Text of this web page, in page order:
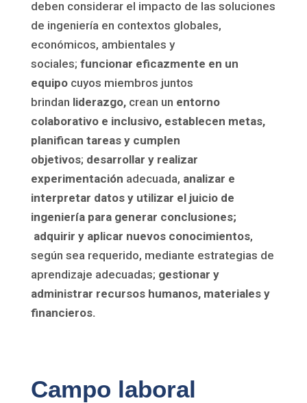
deben considerar el impacto de las soluciones
de ingeniería en contextos globales,
económicos, ambientales y
sociales; funcionar eficazmente en un
equipocuyos miembros juntos
brindan liderazgo, crean un entorno
colaborativo e inclusivo, establecen metas,
planifican tareas y cumplen
objetivos; desarrollar y realizar
experimentación adecuada, analizar e
interpretar datos y utilizar el juicio de
ingeniería para generar conclusiones;
adquirir y aplicar nuevos conocimientos,
según sea requerido, mediante estrategias de
aprendizaje adecuadas; gestionar y
administrar recursos humanos, materiales y
financieros.
Campo laboral